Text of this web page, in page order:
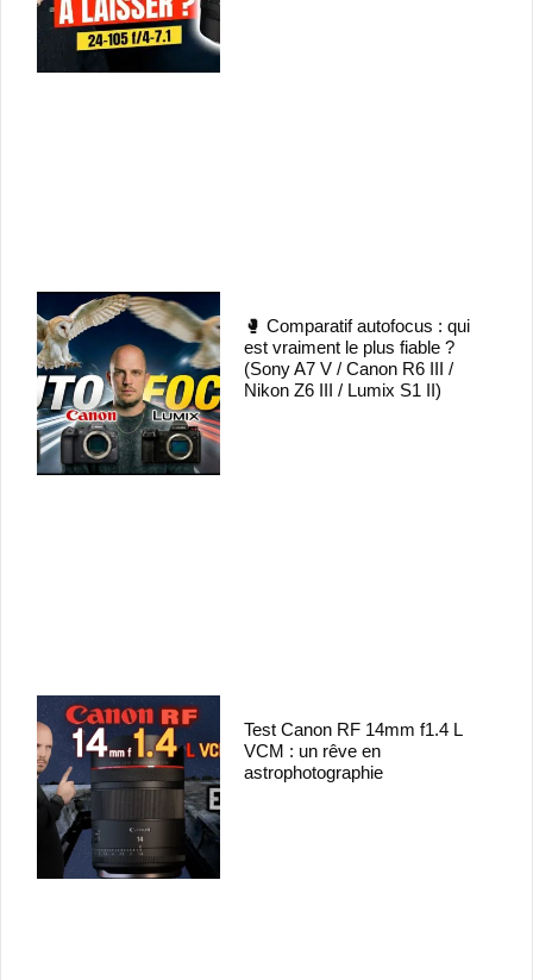
🥊 Comparatif autofocus : qui
est vraiment le plus fiable ?
(Sony A7 V / Canon R6 III /
Nikon Z6 III / Lumix S1 II)
Test Canon RF 14mm f1.4 L
VCM : un rêve en
astrophotographie